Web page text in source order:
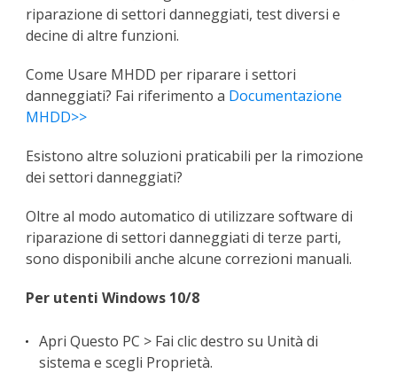
riparazione di settori danneggiati, test diversi e
decine di altre funzioni.
Come Usare MHDD per riparare i settori
danneggiati? Fai riferimento a Documentazione
MHDD>>
Esistono altre soluzioni praticabili per la rimozione
dei settori danneggiati?
Oltre al modo automatico di utilizzare software di
riparazione di settori danneggiati di terze parti,
sono disponibili anche alcune correzioni manuali.
Per utenti Windows 10/8
Apri Questo PC > Fai clic destro su Unità di
sistema e scegli Proprietà.